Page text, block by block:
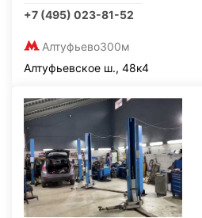
+7 (495) 023-81-52
Алтуфьево300м
Алтуфьевское ш., 48к4